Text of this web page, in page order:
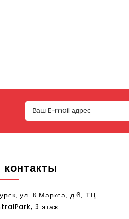
ул. К.Маркса, д.6, ТЦ
3 этаж